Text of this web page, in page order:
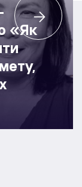
«Як